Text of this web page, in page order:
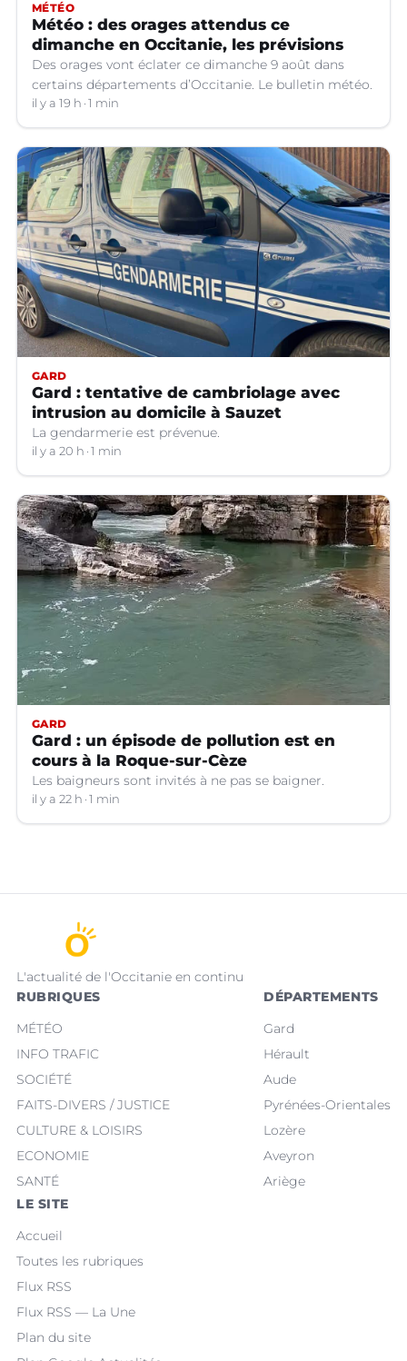
MÉTÉO
Météo : des orages attendus ce
dimanche en Occitanie, les prévisions
Des orages vont éclater ce dimanche 9 août dans
certains départements d’Occitanie. Le bulletin météo.
il y a 19 h 1 min
GARD
Gard : tentative de cambriolage avec
intrusion au domicile à Sauzet
La gendarmerie est prévenue.
il y a 20 h 1 min
GARD
Gard : un épisode de pollution est en
cours à la Roque-sur-Cèze
Les baigneurs sont invités à ne pas se baigner.
il y a 22 h 1 min
L'actualité de l'Occitanie en continu
RUBRIQUES
MÉTÉO
INFO TRAFIC
SOCIÉTÉ
FAITS-DIVERS / JUSTICE
CULTURE & LOISIRS
ECONOMIE
SANTÉ
DÉPARTEMENTS
Gard
Hérault
Aude
Pyrénées-Orientales
Lozère
Aveyron
Ariège
LE SITE
Accueil
Toutes les rubriques
Flux RSS
Flux RSS — La Une
Plan du site